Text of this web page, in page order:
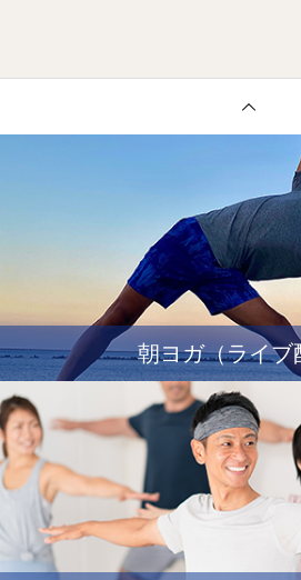
朝ヨガ（ライブ